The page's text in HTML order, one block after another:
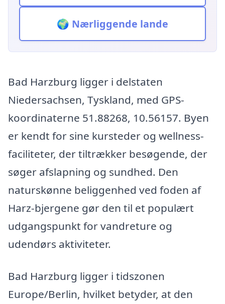
🌍 Nærliggende lande
Bad Harzburg ligger i delstaten
Niedersachsen, Tyskland, med GPS-
koordinaterne 51.88268, 10.56157. Byen
er kendt for sine kursteder og wellness-
faciliteter, der tiltrækker besøgende, der
søger afslapning og sundhed. Den
naturskønne beliggenhed ved foden af
Harz-bjergene gør den til et populært
udgangspunkt for vandreture og
udendørs aktiviteter.
Bad Harzburg ligger i tidszonen
Europe/Berlin, hvilket betyder, at den